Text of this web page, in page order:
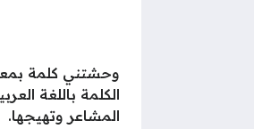
وحشتني كلمة
الكلمة باللغة
المشاعر وتهيجها.